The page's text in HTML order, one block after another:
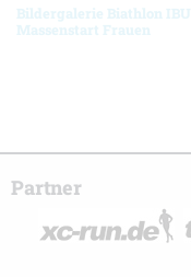
Bildergalerie Biathlon
Massenstart Frauen
Partner